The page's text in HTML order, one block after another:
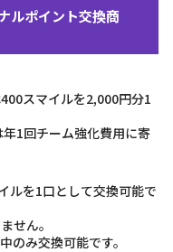
ルポイント交換商
スマイルを2,000円分1
1回チーム強化費用に寄
ルを1口として交換可能で
せん。
のみ交換可能です。